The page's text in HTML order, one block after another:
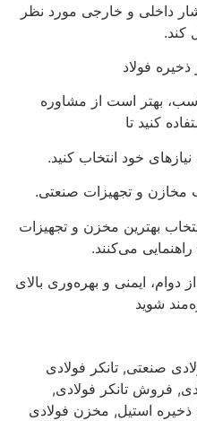
داخلی و خارجی مورد نظر
کند.
ذخیره فولاد
بهتر است از مشاوره
کنید تا
نیازهای خود انتخاب کنید.
مخازن و تجهیزات صنعتی.
بهترین مخزن و تجهیزات
راهنمایی می‌کنند.
دوام، ایمنی و بهره‌وری بالای
شوید
صنعتی, تانکر فولادی
, فروش تانکر فولادی,
استیل, مخزن فولادی